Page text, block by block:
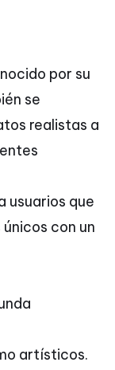
por su
se
realistas a
usuarios que
con un
artísticos.